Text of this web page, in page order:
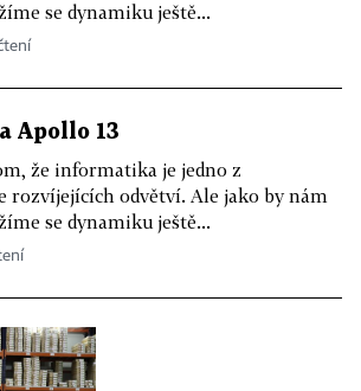
se dynamiku ještě...
Apollo 13
že informatika je jedno z
rozvíjejících odvětví. Ale jako by nám
se dynamiku ještě...